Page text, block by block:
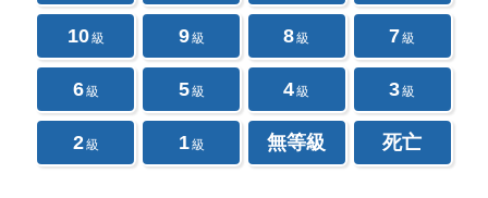
10級 9級 8級 7級
6級 5級 4級 3級
2級 1級 無等級 死亡